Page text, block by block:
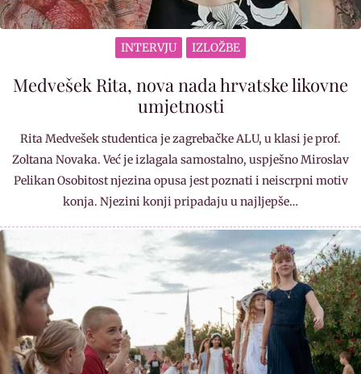
INTERVJU IZLOŽBE
Medvešek Rita, nova nada hrvatske likovne
umjetnosti
Rita Medvešek studentica je zagrebačke ALU, u klasi je prof.
Zoltana Novaka. Već je izlagala samostalno, uspješno Miroslav
Pelikan Osobitost njezina opusa jest poznati i neiscrpni motiv
konja. Njezini konji pripadaju u najljepše…